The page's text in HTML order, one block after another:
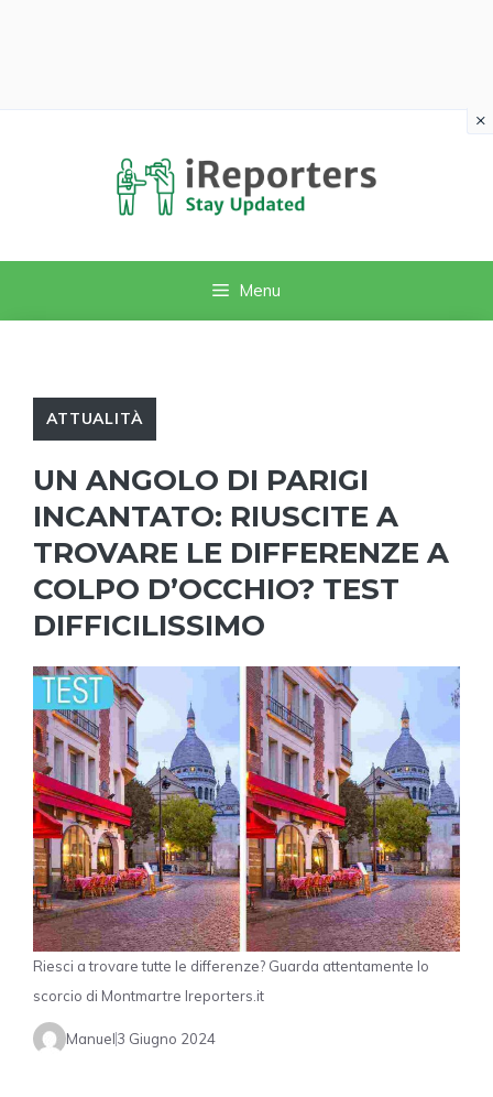
Menu
ATTUALITÀ
UN ANGOLO DI PARIGI
INCANTATO: RIUSCITE A
TROVARE LE DIFFERENZE A
COLPO D’OCCHIO? TEST
DIFFICILISSIMO
Riesci a trovare tutte le differenze? Guarda attentamente lo
scorcio di Montmartre Ireporters.it
Manuel3 Giugno 2024
×